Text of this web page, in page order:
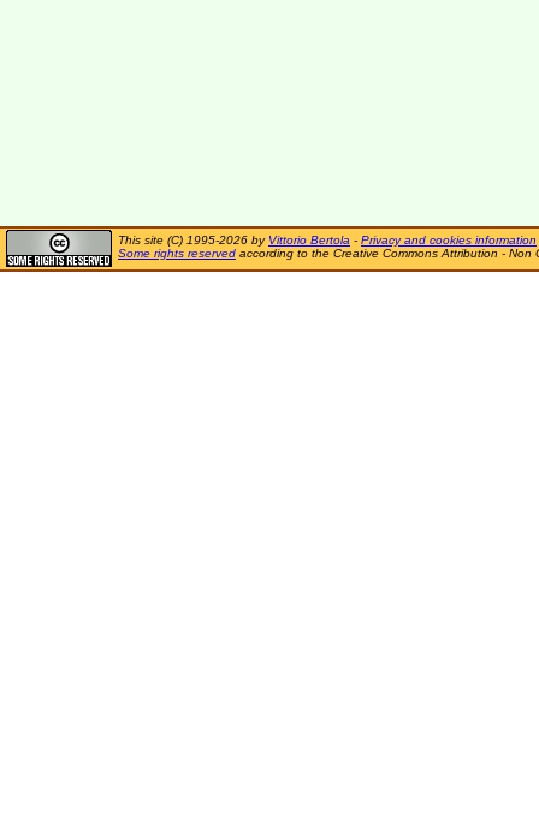
This site (C) 1995-2026 by Vittorio Bertola - Privacy and cookies information
Some rights reserved according to the Creative Commons Attribution - Non